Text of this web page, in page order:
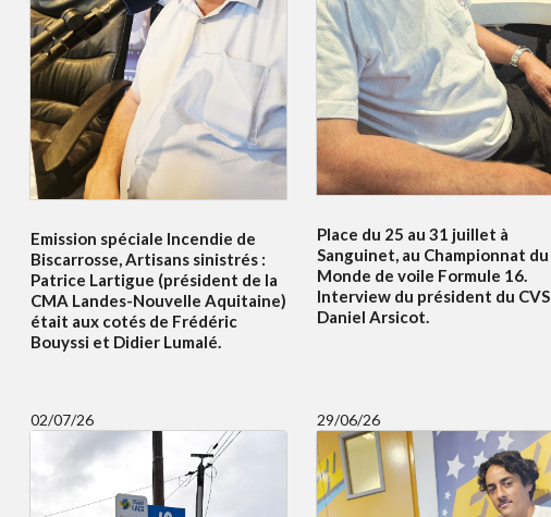
Emission spéciale Incendie de
Biscarrosse, Artisans sinistrés :
Patrice Lartigue (président de la
CMA Landes-Nouvelle Aquitaine)
était aux cotés de Frédéric
Bouyssi et Didier Lumalé.
Place du 25 au 31 juillet à
Sanguinet, au Championnat du
Monde de voile Formule 16.
Interview du président du CVS
Daniel Arsicot.
02/07/26 29/06/26